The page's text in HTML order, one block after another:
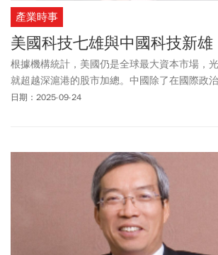
產業時事
美國科技七雄與中國科技新雄
根據機構統計，美國仍是全球最大資本市場，
就超越深滬港的股市加總。中國除了在國際政
在AI、雲端等領域也積極培育，意圖複製出本土
日期：2025-09-24